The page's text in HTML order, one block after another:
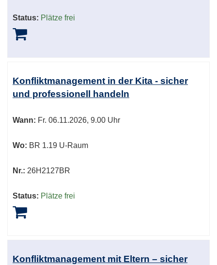
Status: Plätze frei
Konfliktmanagement in der Kita - sicher
und professionell handeln
Wann: Fr. 06.11.2026, 9.00 Uhr
Wo: BR 1.19 U-Raum
Nr.: 26H2127BR
Status: Plätze frei
Konfliktmanagement mit Eltern – sicher